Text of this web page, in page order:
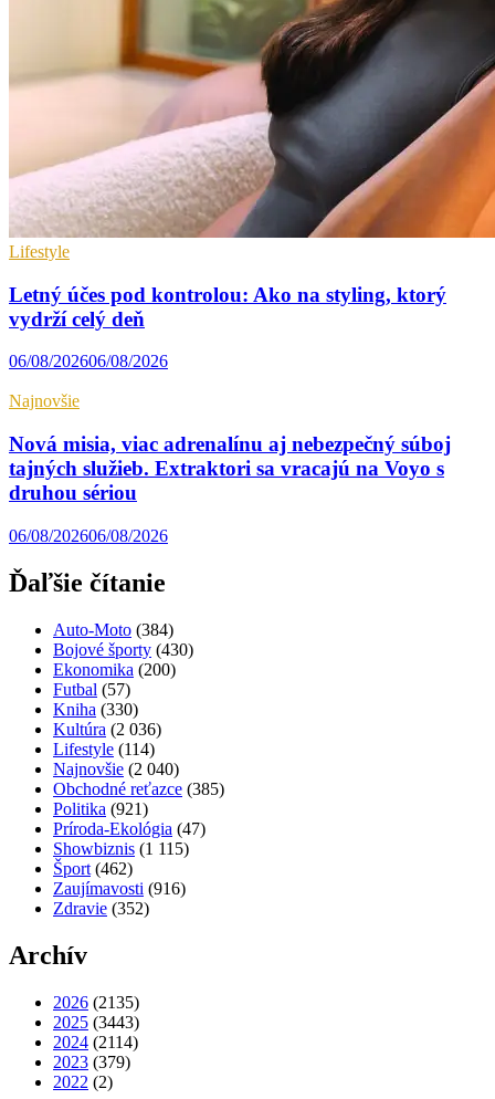
Lifestyle
Letný účes pod kontrolou: Ako na styling, ktorý
vydrží celý deň
06/08/202606/08/2026
Najnovšie
Nová misia, viac adrenalínu aj nebezpečný súboj
tajných služieb. Extraktori sa vracajú na Voyo s
druhou sériou
06/08/202606/08/2026
Ďaľšie čítanie
Auto-Moto (384)
Bojové športy (430)
Ekonomika (200)
Futbal (57)
Kniha (330)
Kultúra (2 036)
Lifestyle (114)
Najnovšie (2 040)
Obchodné reťazce (385)
Politika (921)
Príroda-Ekológia (47)
Showbiznis (1 115)
Šport (462)
Zaujímavosti (916)
Zdravie (352)
Archív
2026 (2135)
2025 (3443)
2024 (2114)
2023 (379)
2022 (2)